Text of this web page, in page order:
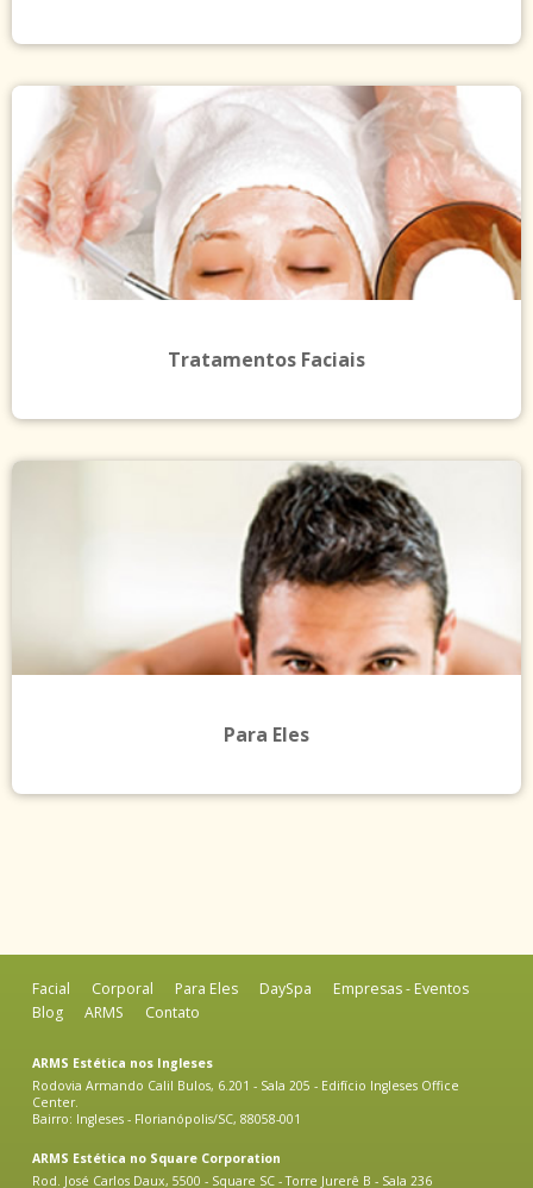
Tratamentos Faciais
Para Eles
Facial Corporal Para Eles DaySpa
Empresas - Eventos
Blog
ARMS Contato
ARMS Estética nos Ingleses
Rodovia Armando Calil Bulos, 6.201 - Sala 205 - Edifício Ingleses Office
Center.
Bairro: Ingleses - Florianópolis/SC, 88058-001
ARMS Estética no Square Corporation
Rod. José Carlos Daux, 5500 - Square SC - Torre Jurerê B - Sala 236